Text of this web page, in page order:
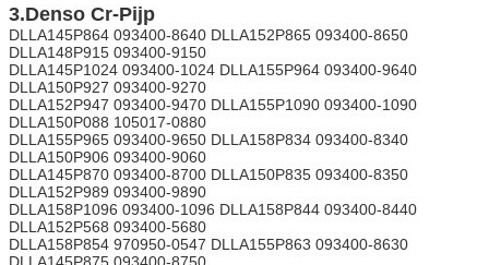
3.Denso Cr-Pijp
DLLA145P864 093400-8640 DLLA152P865 093400-8650
DLLA148P915 093400-9150
DLLA145P1024 093400-1024 DLLA155P964 093400-9640
DLLA150P927 093400-9270
DLLA152P947 093400-9470 DLLA155P1090 093400-1090
DLLA150P088 105017-0880
DLLA155P965 093400-9650 DLLA158P834 093400-8340
DLLA150P906 093400-9060
DLLA145P870 093400-8700 DLLA150P835 093400-8350
DLLA152P989 093400-9890
DLLA158P1096 093400-1096 DLLA158P844 093400-8440
DLLA152P568 093400-5680
DLLA158P854 970950-0547 DLLA155P863 093400-8630